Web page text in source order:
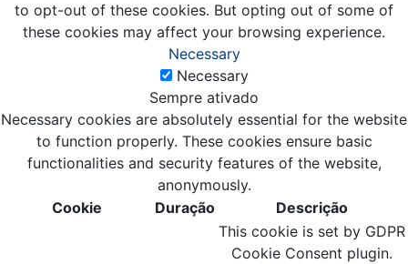
to opt-out of these cookies. But opting out of some of
these cookies may affect your browsing experience.
Necessary
Necessary
Sempre ativado
Necessary cookies are absolutely essential for the website
to function properly. These cookies ensure basic
functionalities and security features of the website,
anonymously.
Cookie
Duração Descrição
This cookie is set by GDPR
Cookie Consent plugin.